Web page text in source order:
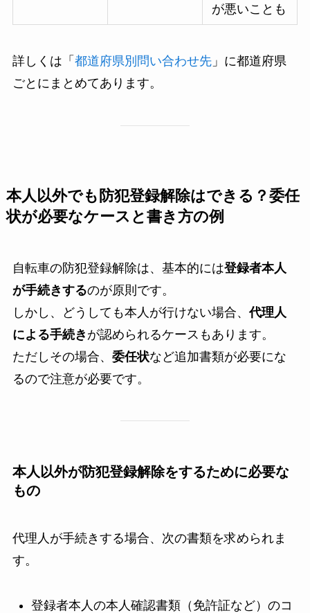
が悪いことも
詳しくは「 都道府県別問い合わせ先」に都道府県
ごとにまとめてあります。
本人以外でも防犯登録解除はできる？委任
状が必要なケースと書き方の例
自転車の防犯登録解除は、基本的には登録者本人
が手続きするのが原則です。
しかし、どうしても本人が行けない場合、代理人
による手続き が認められるケースもあります。
ただしその場合、 委任状など追加書類が必要にな
るので注意が必要です。
本人以外が防犯登録解除をするために必要な
もの
代理人が手続きする場合、次の書類を求められま
す。
登録者本人の本人確認書類（免許証など）のコ